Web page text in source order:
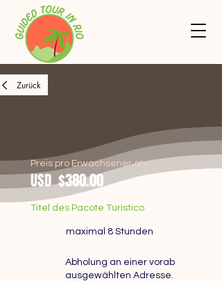
Zurück
Preis pro Erwachsener ab
USD $380.00
Titel des Pacote Turístico
maximal 8 Stunden
Abholung an einer vorab
ausgewählten Adresse.